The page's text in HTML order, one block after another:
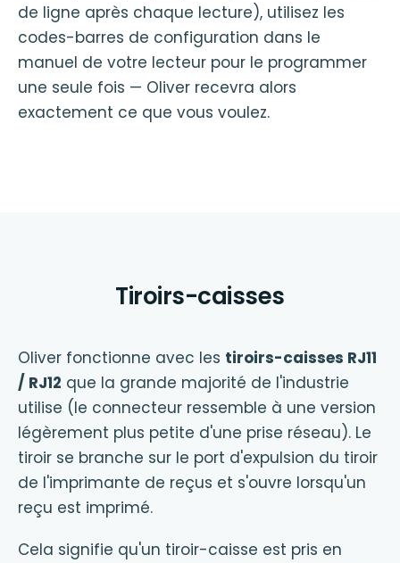
de ligne après chaque lecture), utilisez les
codes-barres de configuration dans le
manuel de votre lecteur pour le programmer
une seule fois — Oliver recevra alors
exactement ce que vous voulez.
Tiroirs-caisses
Oliver fonctionne avec les tiroirs-caisses RJ11
/ RJ12 que la grande majorité de l'industrie
utilise (le connecteur ressemble à une version
légèrement plus petite d'une prise réseau). Le
tiroir se branche sur le port d'expulsion du tiroir
de l'imprimante de reçus et s'ouvre lorsqu'un
reçu est imprimé.
Cela signifie qu'un tiroir-caisse est pris en